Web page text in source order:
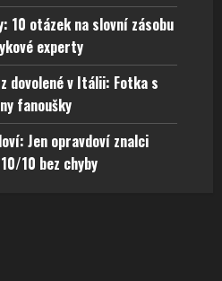
10 otázek na slovní zásobu
experty
dovolené v Itálii: Fotka s
fanoušky
Jen opravdoví znalci
10 bez chyby